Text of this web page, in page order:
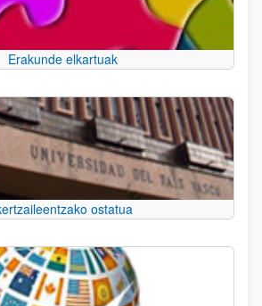
Erakunde elkartuak
ostatua